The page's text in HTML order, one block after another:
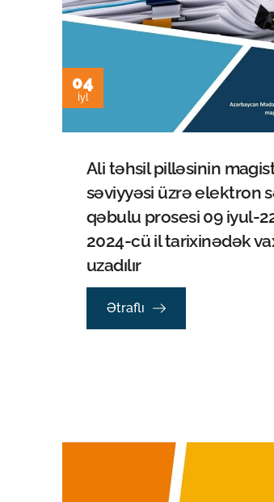
04
İyl
Ali təhsil pilləsinin
səviyyəsi üzrə elektron
qəbulu prosesi 09 iyul-
2024-cü il tarixinədək
uzadılır
Ətraflı